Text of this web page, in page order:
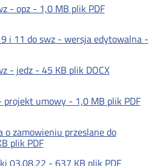
- opz - 1,0 MB plik PDF
i 11 do swz - wersja edytowalna -
- jedz - 45 KB plik DOCX
projekt umowy - 1,0 MB plik PDF
o zamowieniu przeslane do
plik PDF
03.08.22 - 637 KB plik PDF